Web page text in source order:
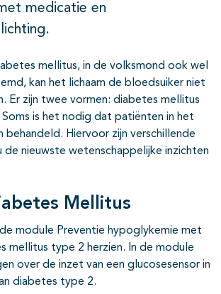
medicatie en
mellitus, in de volksmond ook wel
kan het lichaam de bloedsuiker niet
Er zijn twee vormen: diabetes mellitus
is het nodig dat patiënten in het
behandeld. Hiervoor zijn verschillende
de nieuwste wetenschappelijke inzichten
Mellitus
module Preventie hypoglykemie met
mellitus type 2 herzien. In de module
over de inzet van een glucosesensor in
diabetes type 2.